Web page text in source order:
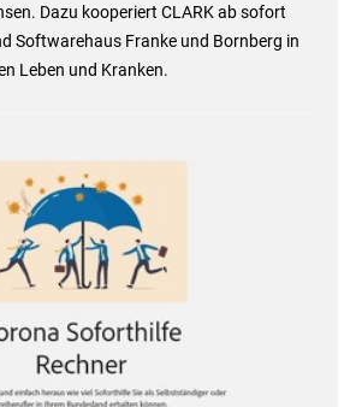
Dazu kooperiert CLARK ab sofort
Softwarehaus Franke und Bornberg in
Leben und Kranken.